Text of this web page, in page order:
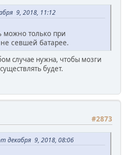
9, 2018, 11:12
можно только при
севшей батарее.
случае нужна, чтобы мозги
будет.
#2873
декабря 9, 2018, 08:06